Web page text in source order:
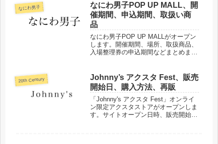
なにわ男子
なにわ男子POP UP MALL、開
催期間、申込期間、取扱い商
品
なにわ男子POP UP MALLがオープン
します。開催期間、場所、取扱商品、
入場整理券の申込期間などまとめまし
20th Century
Johnny’s アクスタ Fest、販売
開始日、購入方法、再販
「Johnny's アクスタ Fest」オンライ
ン限定アクスタストアがオープンしま
す。サイトオープン日時、販売開始